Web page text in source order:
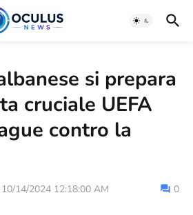
si prepara
cruciale UEFA
contro la
10/14/2024 12:18:00 AM 0